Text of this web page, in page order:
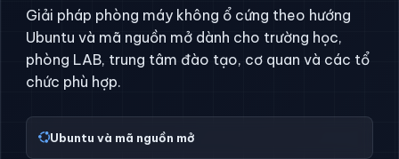
Giải pháp phòng máy không ổ cứng theo hướng
Ubuntu và mã nguồn mở dành cho trường học,
phòng LAB, trung tâm đào tạo, cơ quan và các tổ
chức phù hợp.
Ubuntu và mã nguồn mở